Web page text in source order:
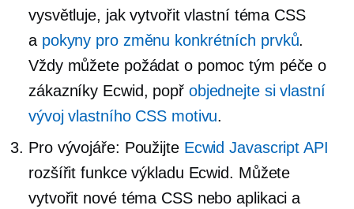
vysvětluje, jak vytvořit vlastní téma CSS
a pokyny pro změnu konkrétních prvků.
Vždy můžete požádat o pomoc tým péče o
zákazníky Ecwid, popř objednejte si vlastní
vývoj vlastního CSS motivu.
Pro vývojáře: Použijte Ecwid Javascript API
rozšířit funkce výkladu Ecwid. Můžete
vytvořit nové téma CSS nebo aplikaci a